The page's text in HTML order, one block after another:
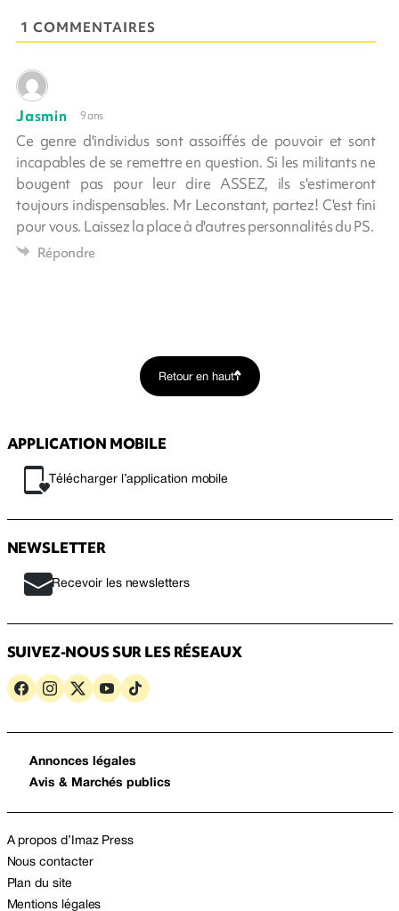
1 COMMENTAIRES
Jasmin 9 ans
Ce genre d'individus sont assoiffés de pouvoir et sont
incapables de se remettre en question. Si les militants ne
bougent pas pour leur dire ASSEZ, ils s'estimeront
toujours indispensables. Mr Leconstant, partez! C'est fini
pour vous. Laissez la place à d'autres personnalités du PS.
Répondre
Retour en haut
APPLICATION MOBILE
Télécharger l’application mobile
NEWSLETTER
Recevoir les newsletters
SUIVEZ-NOUS SUR LES RÉSEAUX
Annonces légales
Avis & Marchés publics
A propos d’Imaz Press
Nous contacter
Plan du site
Mentions légales